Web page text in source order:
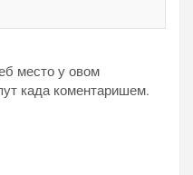
место у овом
када коментаришем.